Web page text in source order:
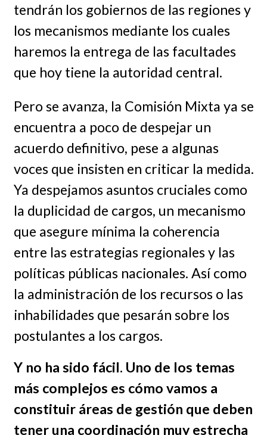
tendrán los gobiernos de las regiones y
los mecanismos mediante los cuales
haremos la entrega de las facultades
que hoy tiene la autoridad central.
Pero se avanza, la Comisión Mixta ya se
encuentra a poco de despejar un
acuerdo definitivo, pese a algunas
voces que insisten en criticar la medida.
Ya despejamos asuntos cruciales como
la duplicidad de cargos, un mecanismo
que asegure mínima la coherencia
entre las estrategias regionales y las
políticas públicas nacionales. Así como
la administración de los recursos o las
inhabilidades que pesarán sobre los
postulantes a los cargos.
Y no ha sido fácil. Uno de los temas
más complejos es cómo vamos a
constituir áreas de gestión que deben
tener una coordinación muy estrecha